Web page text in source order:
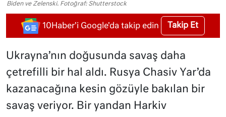
Biden ve Zelenski. Fotoğraf: Shutterstock
10Haber'i Google'da takip edin Takip Et
Ukrayna’nın doğusunda savaş daha
çetrefilli bir hal aldı. Rusya Chasiv Yar’da
kazanacağına kesin gözüyle bakılan bir
savaş veriyor. Bir yandan Harkiv